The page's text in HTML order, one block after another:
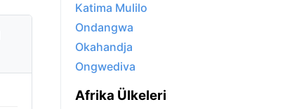
Katima Mulilo
Ondangwa
Okahandja
Ongwediva
Afrika Ülkeleri